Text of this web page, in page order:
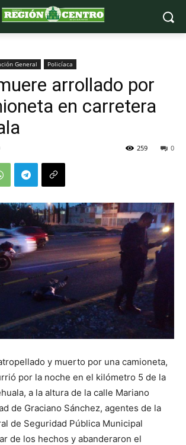
General Policíaca
arrollado por
en carretera
0
259
y muerto por una camioneta,
por la noche en el kilómetro 5 de la
a la altura de la calle Mariano
de Graciano Sánchez, agentes de la
de Seguridad Pública Municipal
de los hechos y abanderaron el